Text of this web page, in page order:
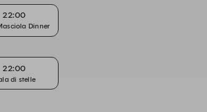
22:00
Dinner
22:00
di stelle